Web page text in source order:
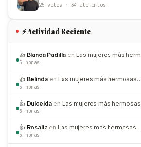
25 votos · 34 elementos
⚡ Actividad Reciente
👍 Blanca Padilla en Las mujeres más
5 horas
👍 Belinda en Las mujeres más hermosas…
5 horas
👍 Dulceida en Las mujeres más
5 horas
👍 Rosalia en Las mujeres más hermosas…
5 horas